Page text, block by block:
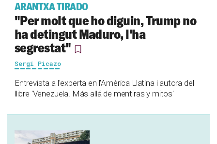
ARANTXA TIRADO
"Per molt que ho diguin, Trump no
ha detingut Maduro, l'ha
segrestat"
Sergi Picazo
Entrevista a l'experta en l'Amèrica Llatina i autora del
llibre 'Venezuela. Más allá de mentiras y mitos'